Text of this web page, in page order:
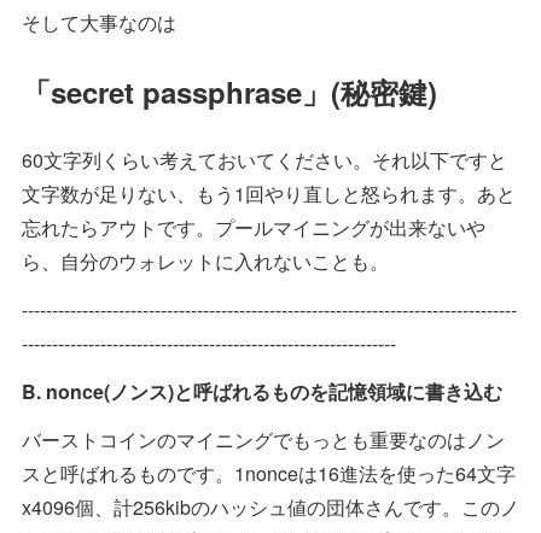
そして大事なのは
「secret passphrase」(秘密鍵)
60文字列くらい考えておいてください。それ以下ですと
文字数が足りない、もう1回やり直しと怒られます。あと
忘れたらアウトです。プールマイニングが出来ないや
ら、自分のウォレットに入れないことも。
----------------------------------------------------------------------------------
--------------------------------------------------------------
B. nonce(ノンス)と呼ばれるものを記憶領域に書き込む
バーストコインのマイニングでもっとも重要なのはノン
スと呼ばれるものです。1nonceは16進法を使った64文字
x4096個、計256kibのハッシュ値の団体さんです。このノ